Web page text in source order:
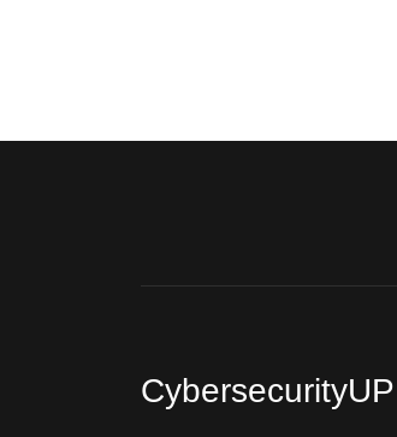
CybersecurityUP